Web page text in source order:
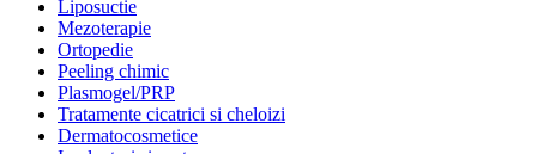
Liposuctie
Mezoterapie
Ortopedie
Peeling chimic
Plasmogel/PRP
Tratamente cicatrici si cheloizi
Dermatocosmetice